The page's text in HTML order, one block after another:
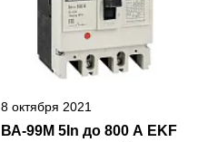
8 октября 2021
ВА-99М 5In до 800 А EKF